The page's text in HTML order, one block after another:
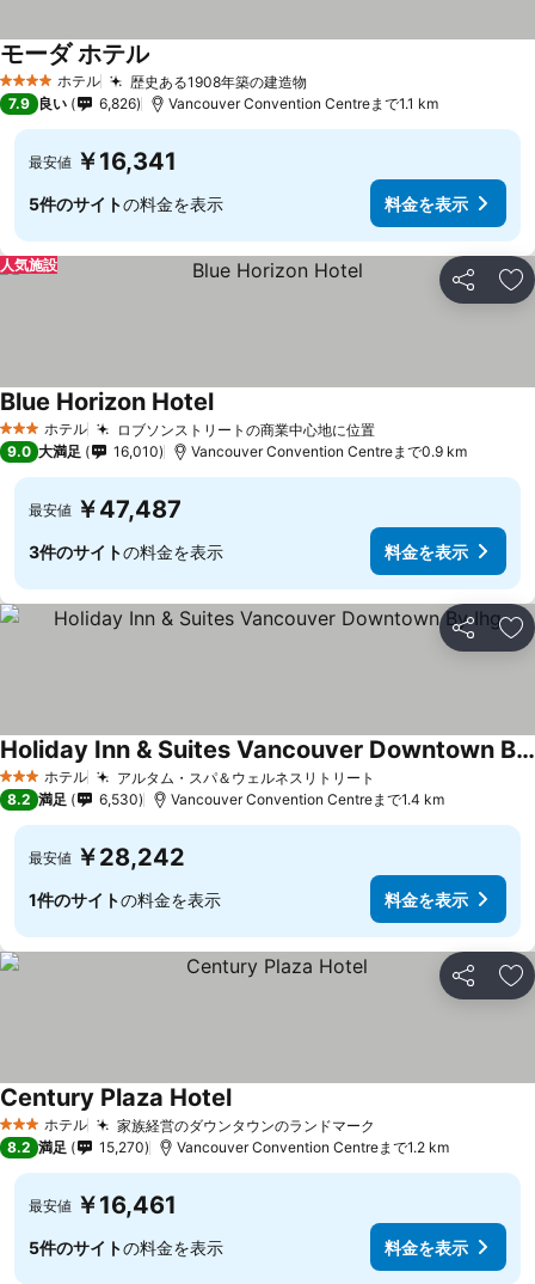
4 ホテルのランク
ホテル 歴史ある1908年築の建造物
モーダ ホテル
7.9 良い 6,826 Vancouver Convention Centreまで1.1 km
最安値 ￥16,341
5件のサイトの料金を表示 料金を表示
シェア お
人気施設
3 ホテルのランク
ホテル ロブソンストリートの商業中心地に位置料金を表示
Blue Horizon Hotel料金を表示
9.0 大満足 16,010 Vancouver Convention Centreまで0.9 km
最安値 ￥47,487
3件のサイトの料金を表示 料金を表示
シェア お
3 ホテルのランク
ホテル アルタム・スパ＆ウェルネスリトリート
Holiday Inn & Suites Vancouver Downtown By Ihg
料金を表示
8.2 満足 6,530 Vancouver Convention Centreまで1.4 km
最安値 ￥28,242
1件のサイトの料金を表示 料金を表示
シェア お
3 ホテルのランク
ホテル 家族経営のダウンタウンのランドマーク
Century Plaza Hotel料金を表示
8.2 満足 15,270 Vancouver Convention Centreまで1.2 km
最安値 ￥16,461
5件のサイトの料金を表示 料金を表示